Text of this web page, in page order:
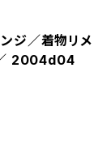
ジ／着物リメ
／ 2004d04